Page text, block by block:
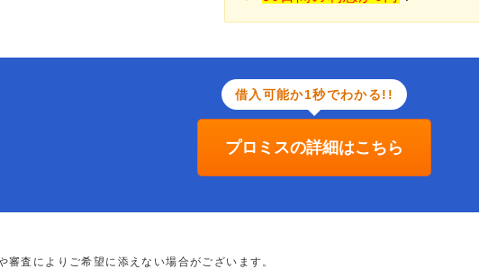
借入可能か1秒でわかる!!
プロミスの詳細はこちら
査によりご希望に添えない場合がございます。